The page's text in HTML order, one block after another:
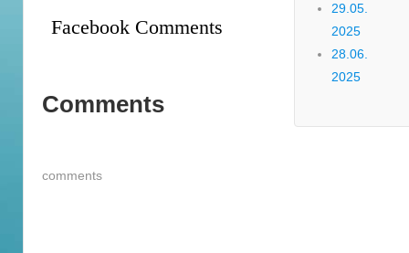
Facebook Comments
Comments
comments
29.05.
2025
28.06.
2025